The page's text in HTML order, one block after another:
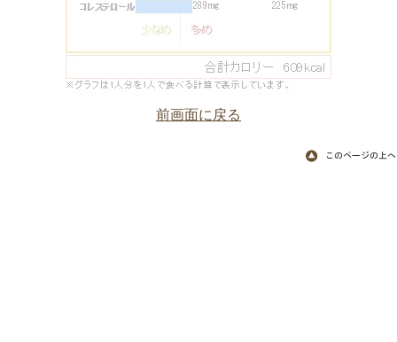
前画面に戻る